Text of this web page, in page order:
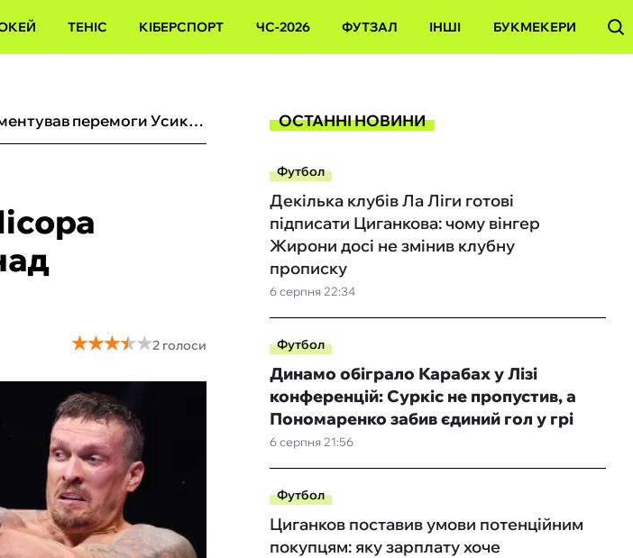
ТЕНІС КІБЕРСПОРТ ЧС-2026 ФУТЗАЛ ІНШІ БУКМЕКЕРИ
«Він просто познущався з нас»: Чісора прокоментував перемоги Усика над британськими боксерами
★★★★★
★★★★★2 голоси
ОСТАННІ НОВИНИ
Футбол
6 серпня 22:34
Декілька клубів Ла Ліги готові
підписати Циганкова: чому вінгер
Жирони досі не змінив клубну
прописку
Футбол
6 серпня 21:56
Динамо обіграло Карабах у Лізі
конференцій: Суркіс не пропустив, а
Пономаренко забив єдиний гол у грі
Футбол
Циганков поставив умови потенційним
покупцям: яку зарплату хоче